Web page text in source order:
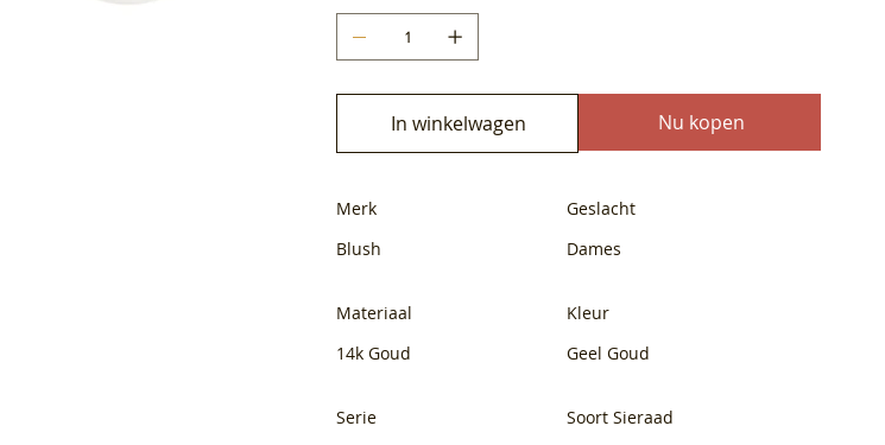
In winkelwagen Nu kopen
Merk
Blush
Geslacht
Dames
Materiaal
14k Goud
Kleur
Geel Goud
Serie
Soort Sieraad